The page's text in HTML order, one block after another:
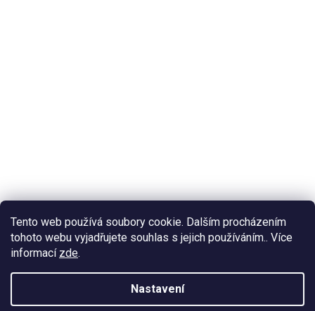
Tento web používá soubory cookie. Dalším procházením
tohoto webu vyjadřujete souhlas s jejich používáním.. Více
informací zde.
Nastavení